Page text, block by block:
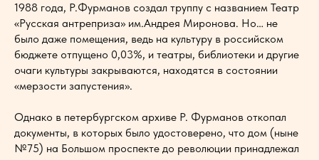
1988 года, Р.Фурманов создал труппу с названием Театр
«Русская антреприза» им.Андрея Миронова. Но… не
было даже помещения, ведь на культуру в российском
бюджете отпущено 0,03%, и театры, библиотеки и другие
очаги культуры закрываются, находятся в состоянии
«мерзости запустения».
Однако в петербургском архиве Р. Фурманов откопал
документы, в которых было удостоверено, что дом (ныне
№75) на Большом проспекте до революции принадлежал